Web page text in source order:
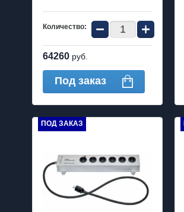
Количество: − +
64260 руб.
Под заказ
ПОД ЗАКАЗ